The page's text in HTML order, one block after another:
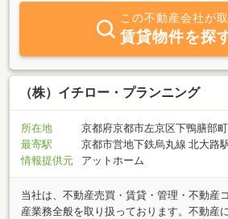
この不動産会社が
賃貸物件を探
（株）イチロー・プランニング
所在地
京都府京都市左京区下鴨膳部
最寄駅
京都市営地下鉄烏丸線 北大路
情報提供元
アットホーム
当社は、不動産売買・賃貸・管理・不動産
産業務全般を取り扱っております。不動産